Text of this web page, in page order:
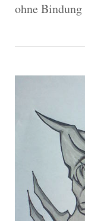
ohne Bindung